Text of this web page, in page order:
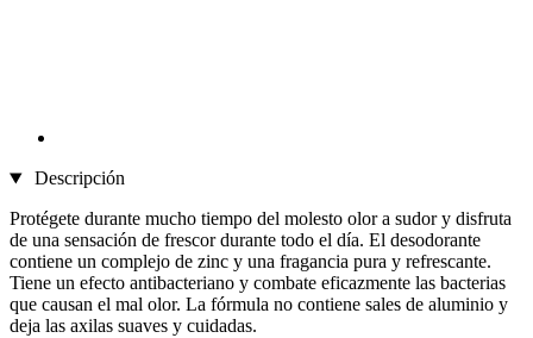
Descripción
Protégete durante mucho tiempo del molesto olor a sudor y disfruta
de una sensación de frescor durante todo el día. El desodorante
contiene un complejo de zinc y una fragancia pura y refrescante.
Tiene un efecto antibacteriano y combate eficazmente las bacterias
que causan el mal olor. La fórmula no contiene sales de aluminio y
deja las axilas suaves y cuidadas.